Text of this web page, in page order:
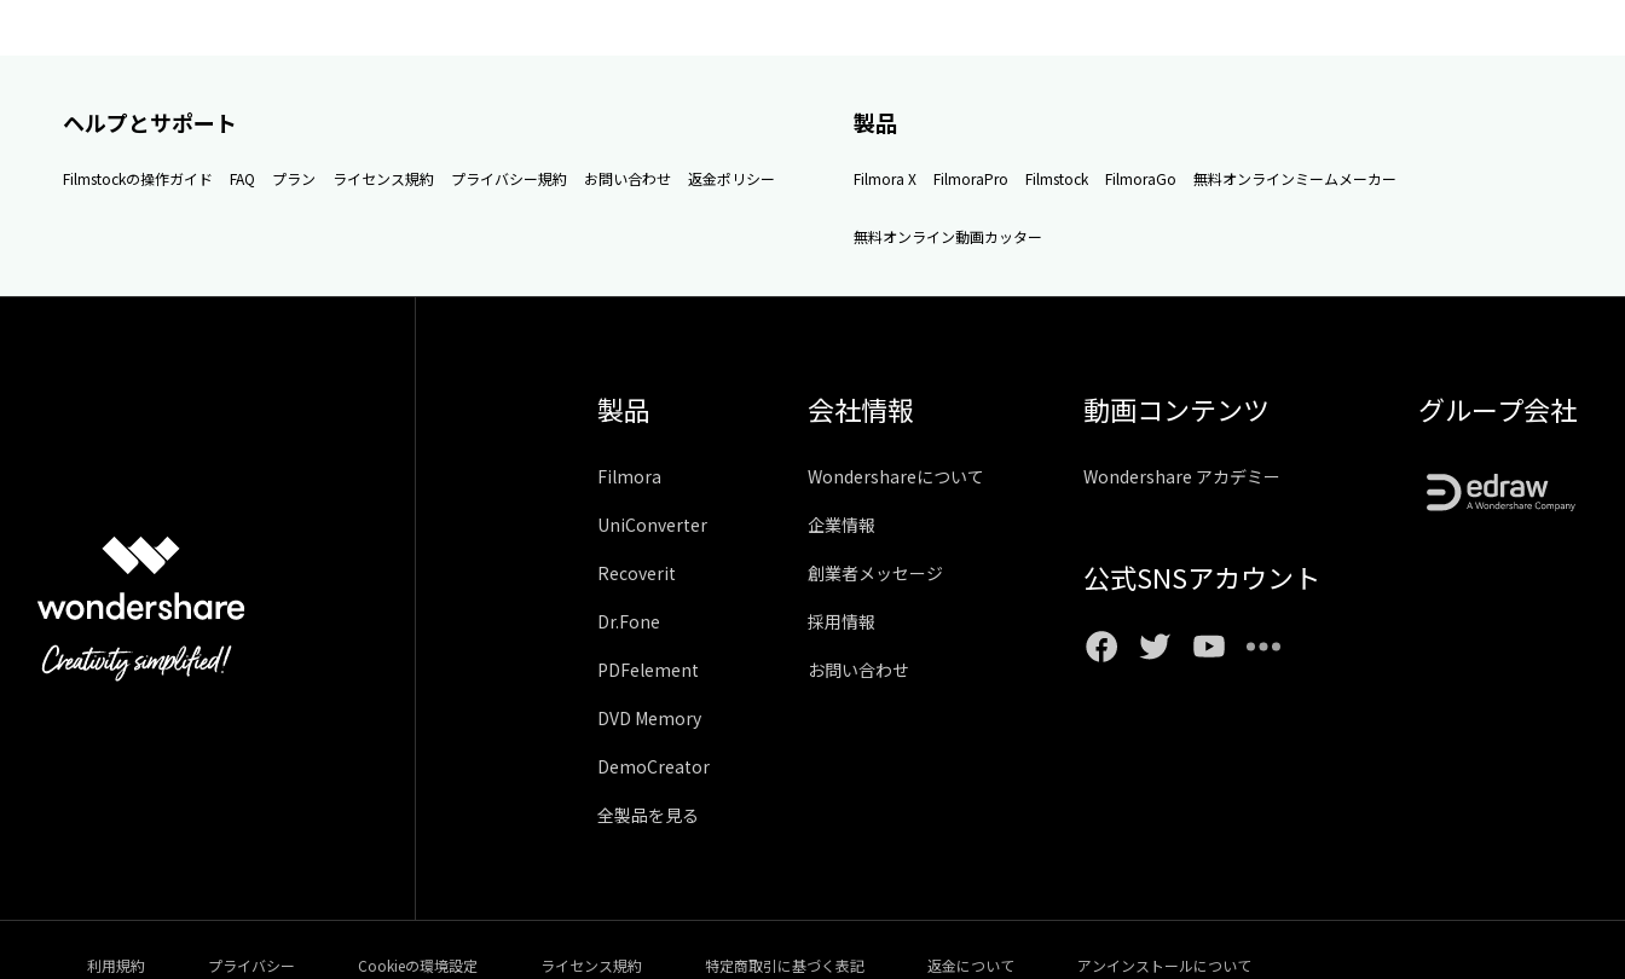
ヘルプとサポート
Filmstockの操作ガイド FAQ プラン ライセンス規約 プライバシー規約 お問い合わせ 返金ポリシー
製品
Filmora X FilmoraPro Filmstock FilmoraGo 無料オンラインミームメーカー
無料オンライン動画カッター
製品
Filmora
UniConverter
Recoverit
Dr.Fone
PDFelement
DVD Memory
DemoCreator
全製品を見る
会社情報
Wondershareについて
企業情報
創業者メッセージ
採用情報
お問い合わせ
動画コンテンツ
Wondershare アカデミー
公式SNSアカウント
グループ会社
利用規約 プライバシー Cookieの環境設定 ライセンス規約 特定商取引に基づく表記 返金について アンインストールについて